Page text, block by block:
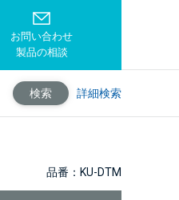
お問い合わせ
製品の相談
検索 詳細検索
品番：KU-DTM